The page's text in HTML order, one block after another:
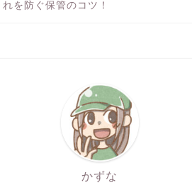
れを防ぐ保管のコツ！
かずな